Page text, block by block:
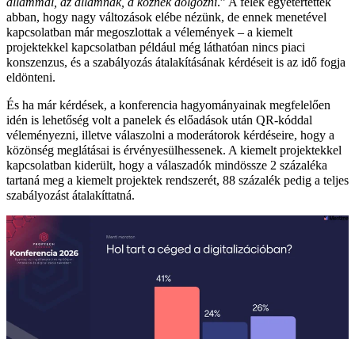
abban, hogy nagy változások elébe nézünk, de ennek menetével
kapcsolatban már megoszlottak a vélemények – a kiemelt
projektekkel kapcsolatban például még láthatóan nincs piaci
konszenzus, és a szabályozás átalakításának kérdéseit is az idő fogja
eldönteni.
És ha már kérdések, a konferencia hagyományainak megfelelően
idén is lehetőség volt a panelek és előadások után QR-kóddal
véleményezni, illetve válaszolni a moderátorok kérdéseire, hogy a
közönség meglátásai is érvényesülhessenek. A kiemelt projektekkel
kapcsolatban kiderült, hogy a válaszadók mindössze 2 százaléka
tartaná meg a kiemelt projektek rendszerét, 88 százalék pedig a teljes
szabályozást átalakíttatná.